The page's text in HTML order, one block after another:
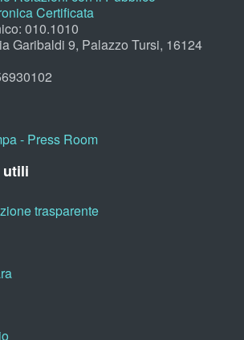
Certificata
010.1010
Garibaldi 9, Palazzo Tursi, 16124
- Press Room
utili
trasparente